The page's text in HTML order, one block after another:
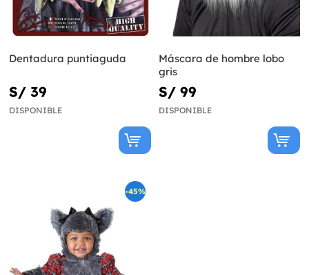
Dentadura puntiaguda
S/ 39
DISPONIBLE
Máscara de hombre lobo
gris
S/ 99
DISPONIBLE
-45%